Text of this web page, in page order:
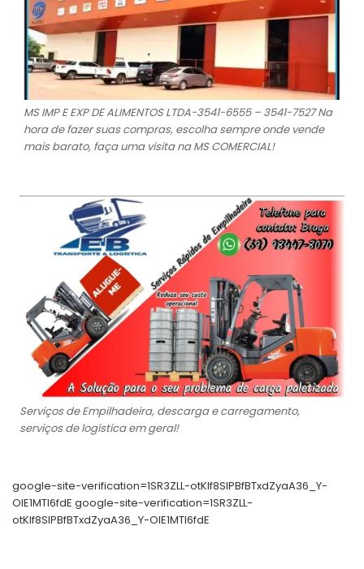
MS IMP E EXP DE ALIMENTOS LTDA-3541-6555 – 3541-7527 Na
hora de fazer suas compras, escolha sempre onde vende
mais barato, faça uma visita na MS COMERCIAL!
Serviços de Empilhadeira, descarga e carregamento,
serviços de logística em geral!
google-site-verification=1SR3ZLL-otKIf8SlPBfBTxdZyaA36_Y-
OIE1MTl6fdE google-site-verification=1SR3ZLL-
otKIf8SlPBfBTxdZyaA36_Y-OIE1MTl6fdE